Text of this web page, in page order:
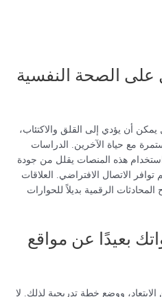
على الصحة النفسية
يمكن أن يؤدي إلى القلق والاكتئاب،
مع حياة الآخرين. الدراسات
هذه المنصات يقلل من جودة
توافر الاتصال الافتراضي. العلاقات
الرقمية بديلاً للحوارات
بعيدًا عن مواقع
ووضع خطة تدريجية لذلك. لا